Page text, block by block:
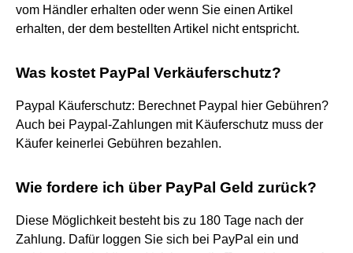
vom Händler erhalten oder wenn Sie einen Artikel
erhalten, der dem bestellten Artikel nicht entspricht.
Was kostet PayPal Verkäuferschutz?
Paypal Käuferschutz: Berechnet Paypal hier Gebühren?
Auch bei Paypal-Zahlungen mit Käuferschutz muss der
Käufer keinerlei Gebühren bezahlen.
Wie fordere ich über PayPal Geld zurück?
Diese Möglichkeit besteht bis zu 180 Tage nach der
Zahlung. Dafür loggen Sie sich bei PayPal ein und